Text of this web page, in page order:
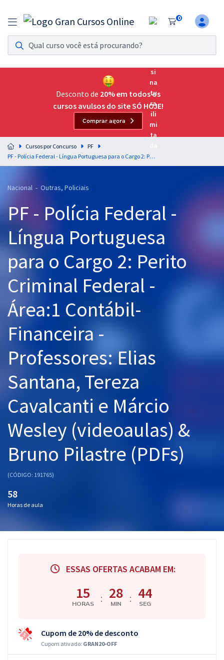
0
Assinatura Ilimitada 11
Acesso a todos os cursos. Teste grátis por 7 dias!
Assinatura OAB Até Passar
Acesso ilimitado a toda preparação para o Exame da
Residências Multiprofissionais
Preparação completa e intensiva para as principais
residências em saúde do Brasil
Cursos 20% OFF
Pós
OAB
Mentorias
Questões grátis
Conteúdo gratuito
Aprovados
Desconto de 20% em todos os
cursos avulsos do site SÓ HOJE!
Comprar agora
Cursos por Concurso
PF
PF - Polícia Federal - Língua Portuguesa para o Cargo 2: Perito Criminal Federal - Área:1 Contábil-Financeira - Professores: Elias Santana, Tereza Cavalcanti e Márcio Wesley (videoaulas) & Bruno Pilastre (PDFs)
Nacional - Outras, Policiais
PF - Polícia Federal -
Língua Portuguesa
para o Cargo 2: Perito
Criminal Federal -
Área:1 Contábil-
Financeira -
Professores: Elias
Santana, Tereza
Cavalcanti e Márcio
Wesley (videoaulas) &
Bruno Pilastre (PDFs)
(CÓDIGO: 191765)
58
Horas de aula
ESSAS OFERTAS ACABAM EM:
15
HORAS : 28
MIN : 43
SEG
Cupom de 20% de desconto
Cupom ativado: GRAN20-OFF